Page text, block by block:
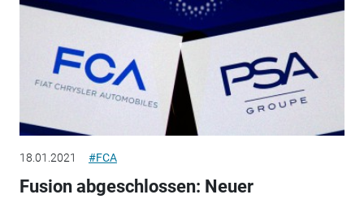
18.01.2021 #FCA
Fusion abgeschlossen: Neuer